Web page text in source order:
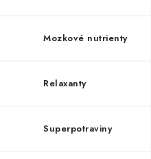
Věrnostní program
Mozkové nutrienty
Relaxanty
Superpotraviny